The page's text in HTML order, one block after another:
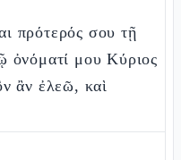
πρότερός σου τῇ
ὀνόματί μου Κύριος
ἂν ἐλεῶ, καὶ